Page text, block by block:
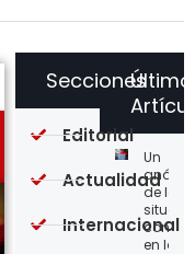
Un
de la
en la
Secciones
Editorial
Actualidad
Internacional